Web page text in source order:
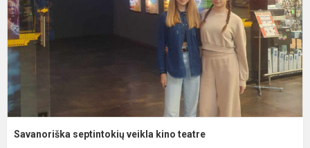
Savanoriška septintokių veikla kino teatre